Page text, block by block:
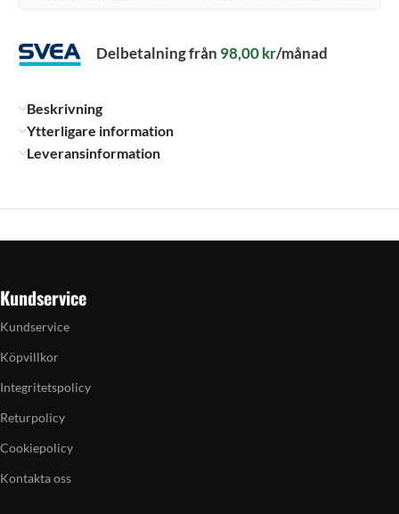
Delbetalning från 98,00kr/månad
Beskrivning
Ytterligare information
Leveransinformation
Kundservice
Kundservice
Köpvillkor
Integritetspolicy
Returpolicy
Cookiepolicy
Kontakta oss